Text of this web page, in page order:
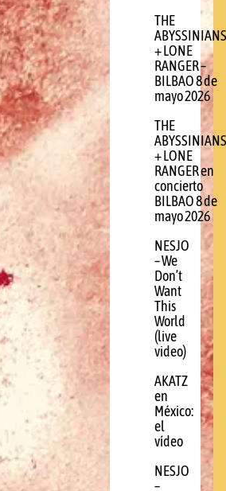
THE
ABYSSINIANS
+ LONE
RANGER –
BILBAO 8 de
mayo 2026
THE
ABYSSINIANS
+ LONE
RANGER en
concierto
BILBAO 8 de
mayo 2026
NESJO
– We
Don’t
Want
This
World
(live
video)
AKATZ
en
México:
el
vídeo
NESJO
–